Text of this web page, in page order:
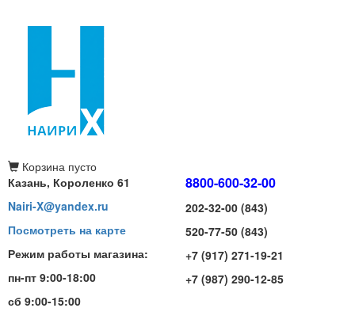
Корзина пусто
Казань, Короленко 61
Nairi-X@yandex.ru
Посмотреть на карте
Режим работы магазина:
пн-пт 9:00-18:00
сб 9:00-15:00
8800-600-32-00
202-32-00 (843)
520-77-50 (843)
+7 (917) 271-19-21
+7 (987) 290-12-85